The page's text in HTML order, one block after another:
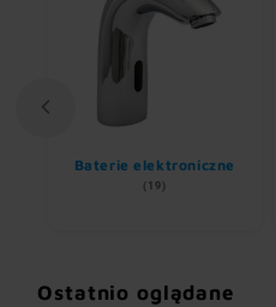
Baterie elektroniczne
(19)
Ostatnio oglądane